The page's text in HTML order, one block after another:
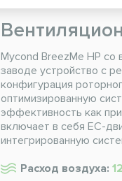
Mycond BreezMe HP
заводе устройство с
конфигурация
оптимизированную
эффективность как
включает в себя ЕС-
интегрированную
Расход воздуха: